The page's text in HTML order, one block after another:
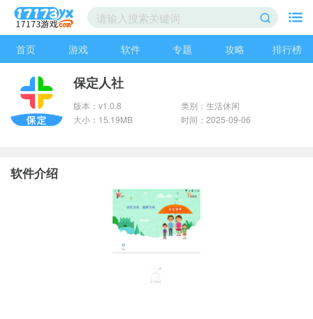
首页 游戏 软件 专题 攻略 排行榜
保定人社
版本：v1.0.8
类别：生活休闲
大小：15.19MB
时间：2025-09-06
软件介绍